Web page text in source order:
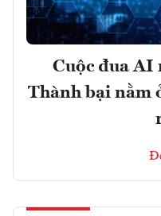
Cuộc đua AI
Thành bại nằm